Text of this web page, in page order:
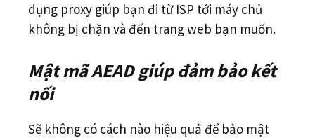
dụng proxy giúp bạn đi từ ISP tới máy chủ
không bị chặn và đến trang web bạn muốn.
Mật mã AEAD giúp đảm bảo kết
nối
Sẽ không có cách nào hiệu quả để bảo mật